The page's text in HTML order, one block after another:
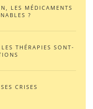
LES MÉDICAMENTS
?
THÉRAPIES SONT-
CRISES